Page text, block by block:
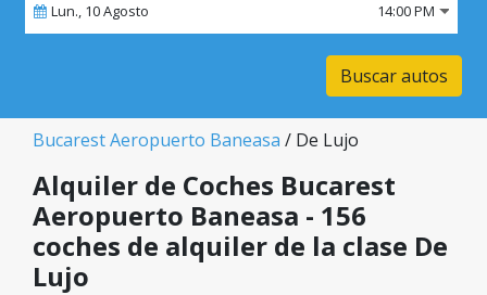
Lun., 10Agosto 14:00 PM
Buscar autos
Bucarest Aeropuerto Baneasa / De Lujo
Alquiler de Coches Bucarest
Aeropuerto Baneasa - 156
coches de alquiler de la clase De
Lujo